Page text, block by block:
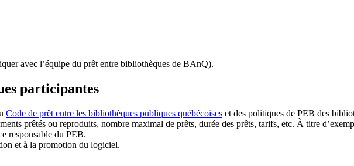
avec l’équipe du prêt entre bibliothèques de BAnQ).
participantes
Code de prêt entre les bibliothèques publiques québécoises et des politiques de PEB des
prêtés ou reproduits, nombre maximal de prêts, durée des prêts, tarifs, etc. À titre
responsable du PEB.
et à la promotion du logiciel.